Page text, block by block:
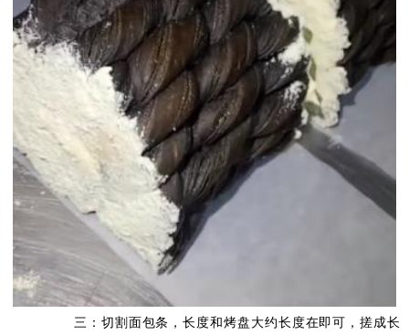
三：切割面包条，长度和烤盘大约长度在即可，搓成长